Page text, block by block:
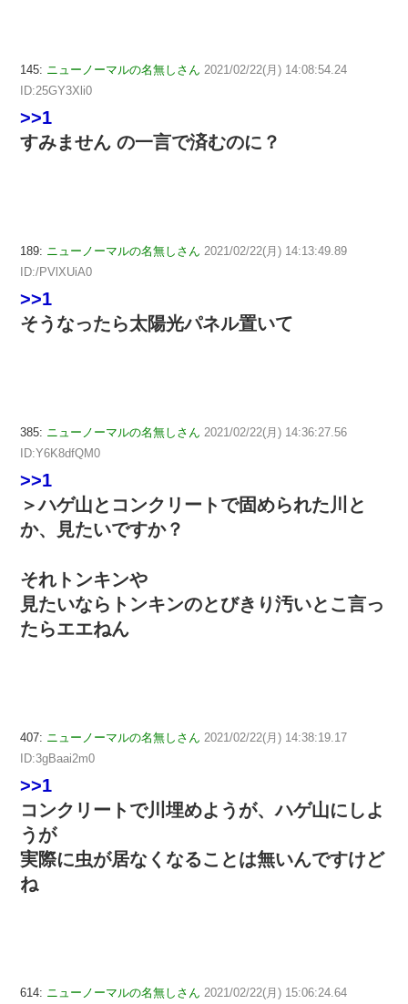
145: ニューノーマルの名無しさん 2021/02/22(月) 14:08:54.24
ID:25GY3Xli0
>>1
すみません の一言で済むのに？
189: ニューノーマルの名無しさん 2021/02/22(月) 14:13:49.89
ID:/PVlXUiA0
>>1
そうなったら太陽光パネル置いて
385: ニューノーマルの名無しさん 2021/02/22(月) 14:36:27.56
ID:Y6K8dfQM0
>>1
＞ハゲ山とコンクリートで固められた川と
か、見たいですか？
それトンキンや
見たいならトンキンのとびきり汚いとこ言っ
たらエエねん
407: ニューノーマルの名無しさん 2021/02/22(月) 14:38:19.17
ID:3gBaai2m0
>>1
コンクリートで川埋めようが、ハゲ山にしよ
うが
実際に虫が居なくなることは無いんですけど
ね
614: ニューノーマルの名無しさん 2021/02/22(月) 15:06:24.64